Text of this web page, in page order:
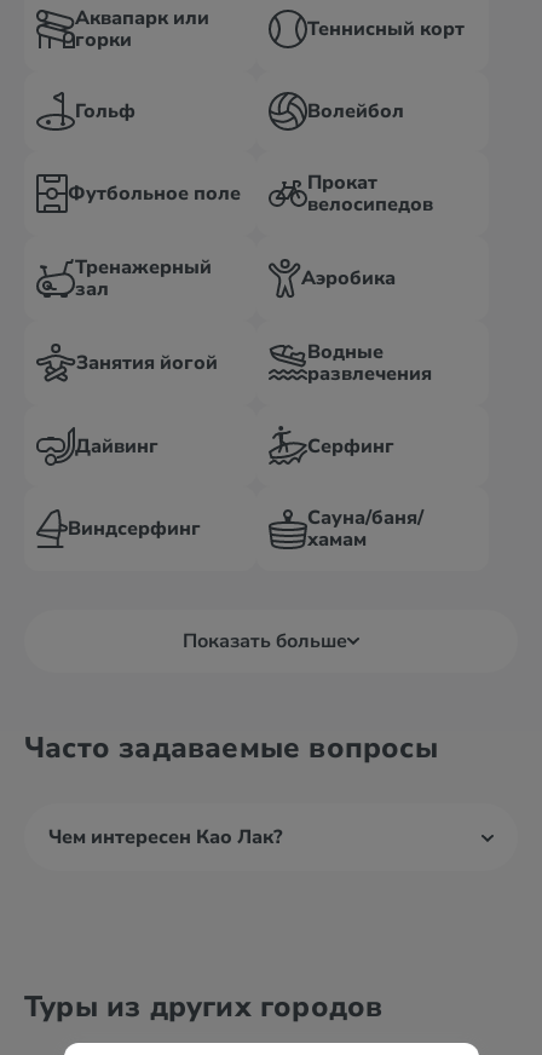
Аквапарк или
горки
Теннисный корт
Гольф Волейбол
Футбольное поле
Прокат
велосипедов
Тренажерный
зал
Аэробика
Занятия йогой
Водные
развлечения
Дайвинг Серфинг
Виндсерфинг
Сауна/баня/
хамам
Показать больше
Часто задаваемые вопросы
Чем интересен Као Лак?
Туры из других городов